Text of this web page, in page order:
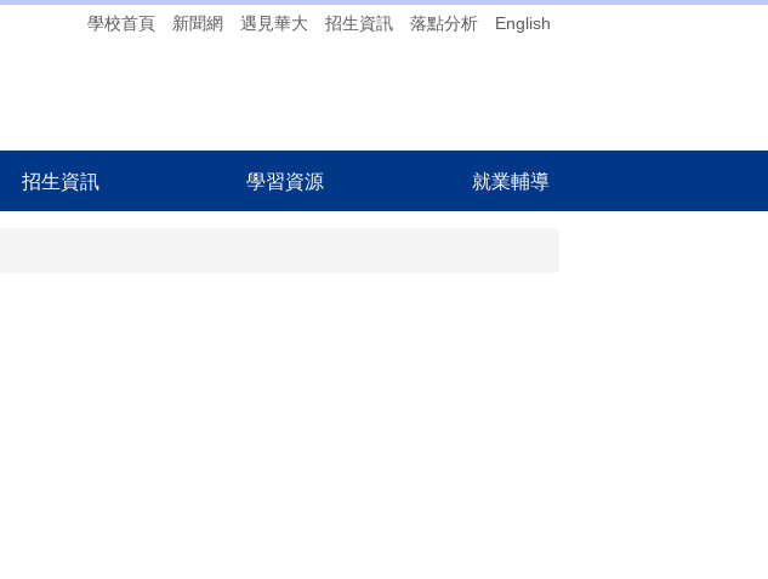
學校首頁 新聞網 遇見華大 招生資訊 落點分析 English
招生資訊 學習資源 就業輔導